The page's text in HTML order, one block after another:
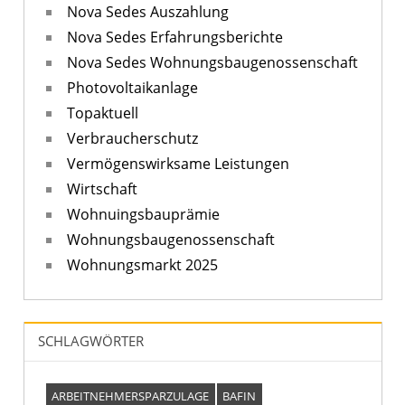
Nova Sedes Auszahlung
Nova Sedes Erfahrungsberichte
Nova Sedes Wohnungsbaugenossenschaft
Photovoltaikanlage
Topaktuell
Verbraucherschutz
Vermögenswirksame Leistungen
Wirtschaft
Wohnuingsbauprämie
Wohnungsbaugenossenschaft
Wohnungsmarkt 2025
SCHLAGWÖRTER
ARBEITNEHMERSPARZULAGE
BAFIN